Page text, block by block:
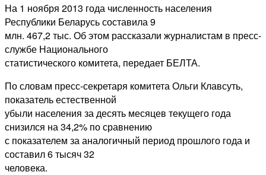
На 1 ноября 2013 года численность населения
Республики Беларусь составила 9
млн. 467,2 тыс. Об этом рассказали журналистам в пресс-
службе Национального
статистического комитета, передает БЕЛТА.
По словам пресс-секретаря комитета Ольги Клавсуть,
показатель естественной
убыли населения за десять месяцев текущего года
снизился на 34,2% по сравнению
с показателем за аналогичный период прошлого года и
составил 6 тысяч 32
человека.